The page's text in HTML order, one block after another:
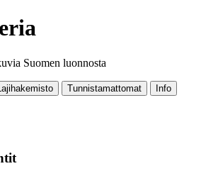
Suomen luonnosta
Lajihakemisto Tunnistamattomat Info